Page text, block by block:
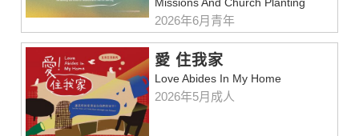
2026年6月青年
愛 住我家
Love Abides In My Home
2026年5月成人